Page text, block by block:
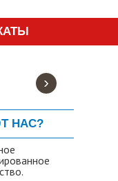
›
НАС?